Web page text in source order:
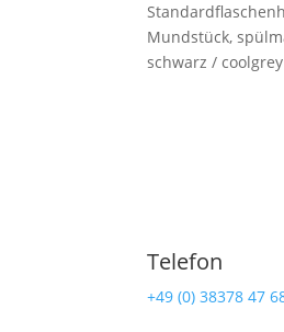
Mundstück,
schwarz / coolgrey
Telefon
+49 (0) 38378 47